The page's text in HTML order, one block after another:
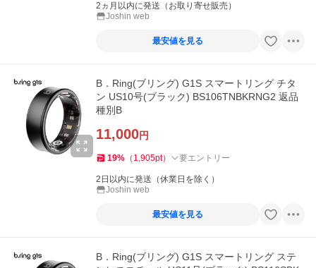
2ヵ月以内に発送（お取り寄せ販売）
Joshin web
最安値を見る
B．Ring(ブリング) G1S スマートリング チタ
ン US10号(ブラック) BS106TNBKRNG2 返品
種別B
11,000円
19% （ 1,905pt） 要エントリー
2日以内に発送（休業日を除く）
Joshin web
最安値を見る
B．Ring(ブリング) G1S スマートリング ステ